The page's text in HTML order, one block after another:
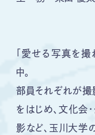
｢愛せる写真を
中。
部員それぞれが撮
をはじめ、文化会
影など、玉川大学